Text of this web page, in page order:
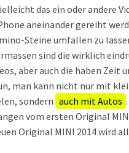
das ein oder andere
aneinander gereiht
Steine umfallen zu
sind die wirklich
aber auch die haben Zeit
man kann nicht nur mit
sondern auch mit Autos
vom ersten Original
Original MINI 2014 wird